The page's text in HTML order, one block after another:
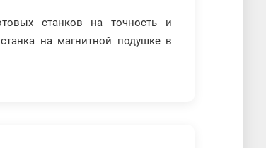
станков на точность и
на магнитной подушке в